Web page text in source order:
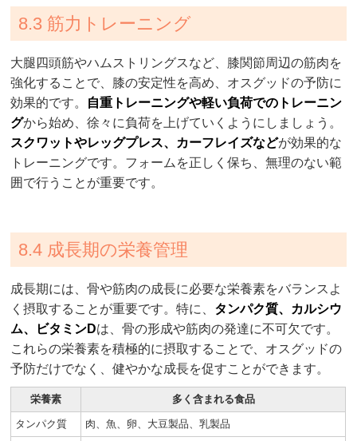
8.3 筋力トレーニング
大腿四頭筋やハムストリングスなど、膝関節周辺の筋肉を
強化することで、膝の安定性を高め、オスグッドの予防に
効果的です。 自重トレーニングや軽い負荷でのトレーニン
グから始め、徐々に負荷を上げていくようにしましょう。
スクワットやレッグプレス、カーフレイズなどが効果的な
トレーニングです。フォームを正しく保ち、無理のない範
囲で行うことが重要です。
8.4 成長期の栄養管理
成長期には、骨や筋肉の成長に必要な栄養素をバランスよ
く摂取することが重要です。特に、 タンパク質、カルシウ
ム、ビタミンDは、骨の形成や筋肉の発達に不可欠です。
これらの栄養素を積極的に摂取することで、オスグッドの
予防だけでなく、健やかな成長を促すことができます。
栄養素 多く含まれる食品
タンパク質 肉、魚、卵、大豆製品、乳製品